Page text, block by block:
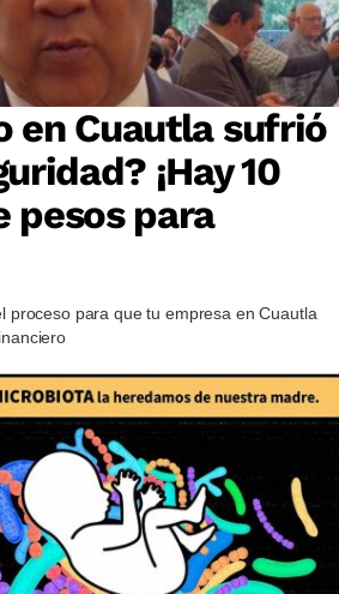
en Cuautla sufrió
¡Hay 10
pesos para
proceso para que tu empresa en Cuautla